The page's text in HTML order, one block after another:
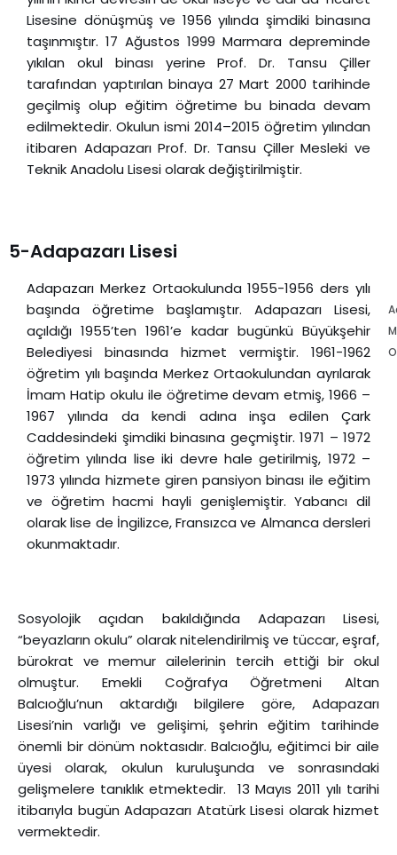
Lisesine dönüşmüş ve 1956 yılında şimdiki binasına
taşınmıştır. 17 Ağustos 1999 Marmara depreminde
yıkılan okul binası yerine Prof. Dr. Tansu Çiller
tarafından yaptırılan binaya 27 Mart 2000 tarihinde
geçilmiş olup eğitim öğretime bu binada devam
edilmektedir. Okulun ismi 2014–2015 öğretim yılından
itibaren Adapazarı Prof. Dr. Tansu Çiller Mesleki ve
Teknik Anadolu Lisesi olarak değiştirilmiştir.
5-Adapazarı Lisesi
Adapazarı Merkez Ortaokulunda 1955-1956 ders yılı
başında öğretime başlamıştır. Adapazarı Lisesi,
açıldığı 1955’ten 1961’e kadar bugünkü Büyükşehir
Belediyesi binasında hizmet vermiştir. 1961-1962
öğretim yılı başında Merkez Ortaokulundan ayrılarak
İmam Hatip okulu ile öğretime devam etmiş, 1966 –
1967 yılında da kendi adına inşa edilen Çark
Caddesindeki şimdiki binasına geçmiştir. 1971 – 1972
öğretim yılında lise iki devre hale getirilmiş, 1972 –
1973 yılında hizmete giren pansiyon binası ile eğitim
ve öğretim hacmi hayli genişlemiştir. Yabancı dil
olarak lise de İngilizce, Fransızca ve Almanca dersleri
okunmaktadır.
Sosyolojik açıdan bakıldığında Adapazarı Lisesi,
“beyazların okulu” olarak nitelendirilmiş ve tüccar, eşraf,
bürokrat ve memur ailelerinin tercih ettiği bir okul
olmuştur. Emekli Coğrafya Öğretmeni Altan
Balcıoğlu’nun aktardığı bilgilere göre, Adapazarı
Lisesi’nin varlığı ve gelişimi, şehrin eğitim tarihinde
önemli bir dönüm noktasıdır. Balcıoğlu, eğitimci bir aile
üyesi olarak, okulun kuruluşunda ve sonrasındaki
gelişmelere tanıklık etmektedir. 13 Mayıs 2011 yılı tarihi
itibarıyla bugün Adapazarı Atatürk Lisesi olarak hizmet
vermektedir.